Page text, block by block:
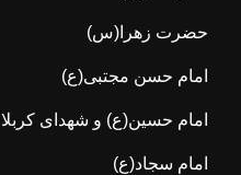
حضرت زهرا(س)
امام حسن مجتبی(ع)
امام حسین(ع) و شهدای کربلا
امام سجاد(ع)